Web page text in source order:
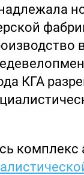
КГА
комплекс